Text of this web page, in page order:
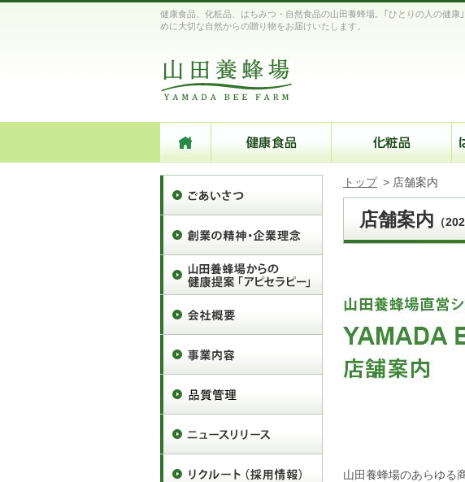
健康食品、化粧品、はちみつ・自然食品の山田養蜂場。｢ひとりの人の健康
めに大切な自然からの贈り物をお届けいたします。
トップ > 店舗案内
店舗案内 （
山田養蜂場のあらゆる